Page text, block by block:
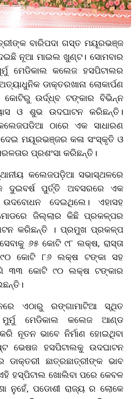
ବାରିପଦା ଗସ୍ତ ମୟୂରଭଞ୍ଜ
ନୂଆ ମାଇଲ ଖୁଣ୍ଟ। ସୋମବାର
ମେଡିକାଲ କଲେଜ ହସପିଟାଲର
ଡାକ୍ତରଖାନା ଲୋକାର୍ପଣ
ଉର୍ଦ୍ଧ୍ବ ଟଙ୍କାର ବିଭିନ୍ନ
ଓ ଶୁଭ ଉଦଘାଟନ କରିଛନ୍ତି।
ଠାରେ ଏକ ସାଧାରଣ
ମୟୂରଭଞ୍ଜର କଳା ସଂସ୍କୃତି ଓ
ପ୍ରଶଂସା କରିଛନ୍ତି।
କଲେଜପଡ଼ିଆ ସଭାସ୍ଥଳରେ
ଦୁଇବର୍ଷ ପୁର୍ତ୍ତି ଅବସରରେ ଏକ
ଉଦବୋଧନ ଦେଇଥିଲେ। ଏହାସହ
ଜିଲ୍ଲାର କିଛି ପ୍ରକଳ୍ପର
କରିଛନ୍ତି । ପ୍ରମୁଖ ପ୍ରକଳ୍ପ
୬୫ କୋଟି ୯୮ ଲକ୍ଷ, ରାସ୍ତା
କୋଟି ୮୬ ଲକ୍ଷ ଟଙ୍କା ସହ
୩୩ କୋଟି ୯୦ ଲକ୍ଷ ଟଙ୍କାର
ଏଠାରୁ ରଙ୍ଗାମାଟିଆ ସ୍ଥିତ
ମେଡିକାଲ କଲେଜ ଆଣ୍ଡ
ନୂତନ ଭାବେ ନିର୍ମାଣ ହୋଇଥିବା
ଭେଷଜ ହସପିଟାଲକୁ ଉଦଘାଟନ
ଡାକ୍ତରୀ ଛାତ୍ରଛାତ୍ରୀଙ୍କ ଭାବ
ହସ୍ପିଟାଲ ଖୋଲିବା ପରେ କେବଳ
ନୁହେଁ, ପଡୋଶୀ ରାଜ୍ୟ ର ଲୋକେ